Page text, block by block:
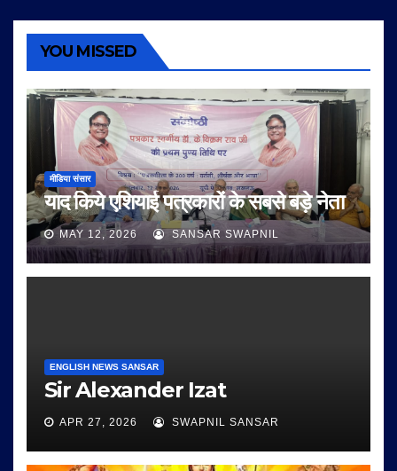
YOU MISSED
मीडिया संसार
याद किये एशियाई पत्रकारों के सबसे बड़े नेता
MAY 12, 2026 SANSAR SWAPNIL
ENGLISH NEWS SANSAR
Sir Alexander Izat
APR 27, 2026 SWAPNIL SANSAR